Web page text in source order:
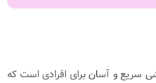
سریع و آسان برای افرادی است که